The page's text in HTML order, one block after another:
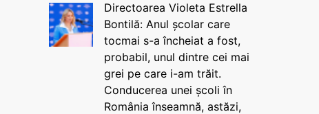
Directoarea Violeta Estrella
Bontilă: Anul școlar care
tocmai s-a încheiat a fost,
probabil, unul dintre cei mai
grei pe care i-am trăit.
Conducerea unei școli în
România înseamnă, astăzi,